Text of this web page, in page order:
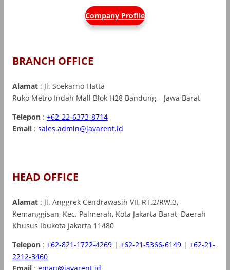
Company Profile
BRANCH OFFICE
Alamat : Jl. Soekarno Hatta
Ruko Metro Indah Mall Blok H28 Bandung – Jawa Barat
Telepon : +62-22-6373-8714
Email : sales.admin@javarent.id
HEAD OFFICE
Alamat : Jl. Anggrek Cendrawasih VII, RT.2/RW.3,
Kemanggisan, Kec. Palmerah, Kota Jakarta Barat, Daerah
Khusus Ibukota Jakarta 11480
Telepon : +62-821-1722-4269 | +62-21-5366-6149 | +62-21-
2212-3460